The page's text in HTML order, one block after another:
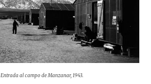
Entrada al campo de Manzanar, 1943.